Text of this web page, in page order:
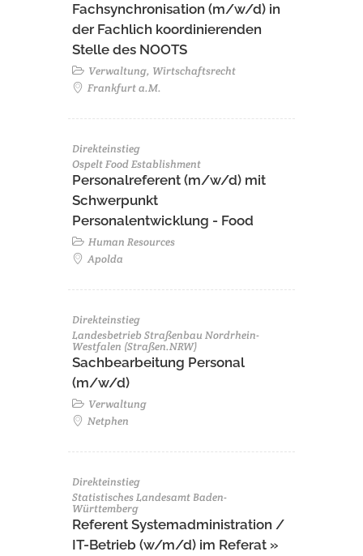
Fachsynchronisation (m/w/d) in
der Fachlich koordinierenden
Stelle des NOOTS
Verwaltung, Wirtschaftsrecht
Frankfurt a.M.
Direkteinstieg
Ospelt Food Establishment
Personalreferent (m/w/d) mit
Schwerpunkt
Personalentwicklung - Food
Human Resources
Apolda
Direkteinstieg
Landesbetrieb Straßenbau Nordrhein-
Westfalen (Straßen.NRW)
Sachbearbeitung Personal
(m/w/d)
Verwaltung
Netphen
Direkteinstieg
Statistisches Landesamt Baden-
Württemberg
Referent Systemadministration /
IT-Betrieb (w/m/d) im Referat »